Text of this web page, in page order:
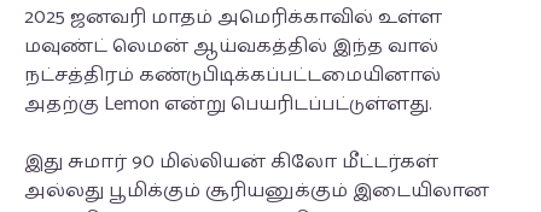
2025 ஜனவரி மாதம் அமெரிக்காவில் உள்ள
மவுண்ட் லெமன் ஆய்வகத்தில் இந்த வால்
நட்சத்திரம் கண்டுபிடிக்கப்பட்டமையினால்
அதற்கு Lemon என்று பெயரிடப்பட்டுள்ளது.
இது சுமார் 90 மில்லியன் கிலோ மீட்டர்கள்
அல்லது பூமிக்கும் சூரியனுக்கும் இடையிலான